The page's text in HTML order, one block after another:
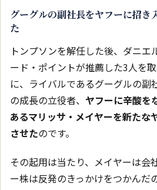
グーグルの副社長をヤフーに招き
た
トンプソンを解任した後、ダニエ
ード・ポイントが推薦した3人を
に、ライバルであるグーグルの副
の成長の立役者、 ヤフーに辛酸を
あるマリッサ・メイヤーを新たな
させたのです。
その起用は当たり、メイヤーは会
ー株は反発のきっかけをつかんだ